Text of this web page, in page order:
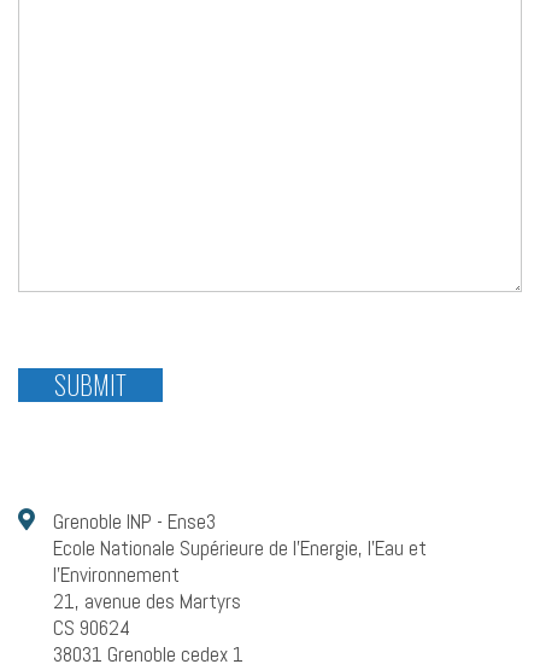
Grenoble INP - Ense3
Ecole Nationale Supérieure de l'Energie, l'Eau et
l'Environnement
21, avenue des Martyrs
CS 90624
38031 Grenoble cedex 1